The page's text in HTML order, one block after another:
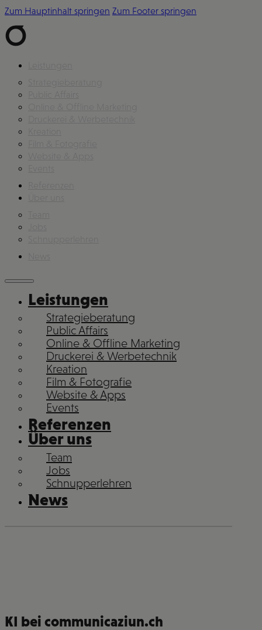
Zum Hauptinhalt springen Zum Footer springen
Leistungen
Strategieberatung
Public Affairs
Online & Offline Marketing
Druckerei & Werbetechnik
Kreation
Film & Fotografie
Website & Apps
Events
Referenzen
Über uns
Team
Jobs
Schnupperlehren
News
KI bei communicaziun.ch